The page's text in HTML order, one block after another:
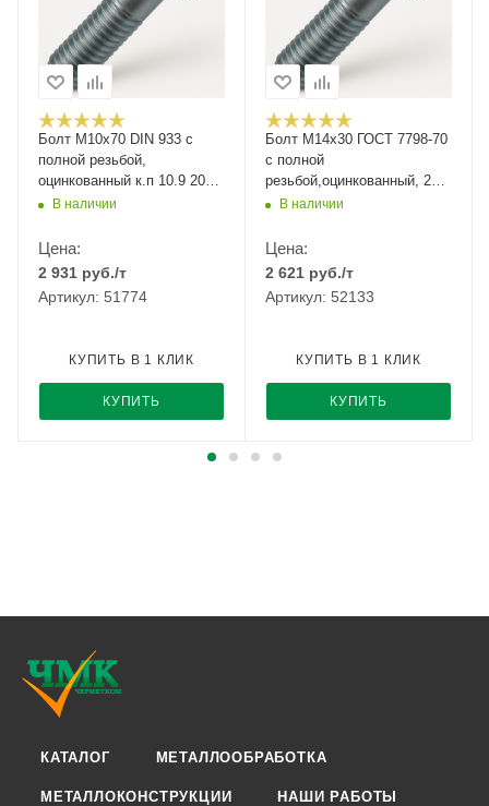
Болт М10х70 DIN 933 с
полной резьбой,
оцинкованный к.п 10.9 20кг
Т
В наличии
Цена:
2 931 руб./т
Артикул: 51774
КУПИТЬ
КУПИТЬ В 1 КЛИК
Болт М14x30 ГОСТ 7798-70
с полной
резьбой,оцинкованный, 25кг
РМЗВ наличии
Цена:
2 621 руб./т
Артикул: 52133
КУПИТЬ
КУПИТЬ В 1 КЛИК
КАТАЛОГ МЕТАЛЛООБРАБОТКА
МЕТАЛЛОКОНСТРУКЦИИ НАШИ РАБОТЫ